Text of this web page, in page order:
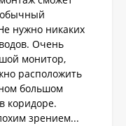
нужно никаких
Очень
монитор,
расположить
большом
коридоре.
зрением...